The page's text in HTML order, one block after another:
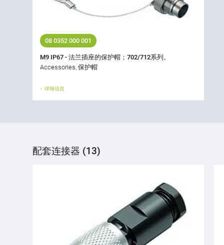
08 0352 000 001
M9 IP67 - 法兰插座的保护帽；702/712系列。
Accessories, 保护帽
详细信息
配套连接器 (13)